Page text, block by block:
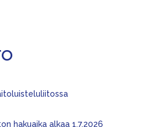
hakuaika alkaa 1.7.2026